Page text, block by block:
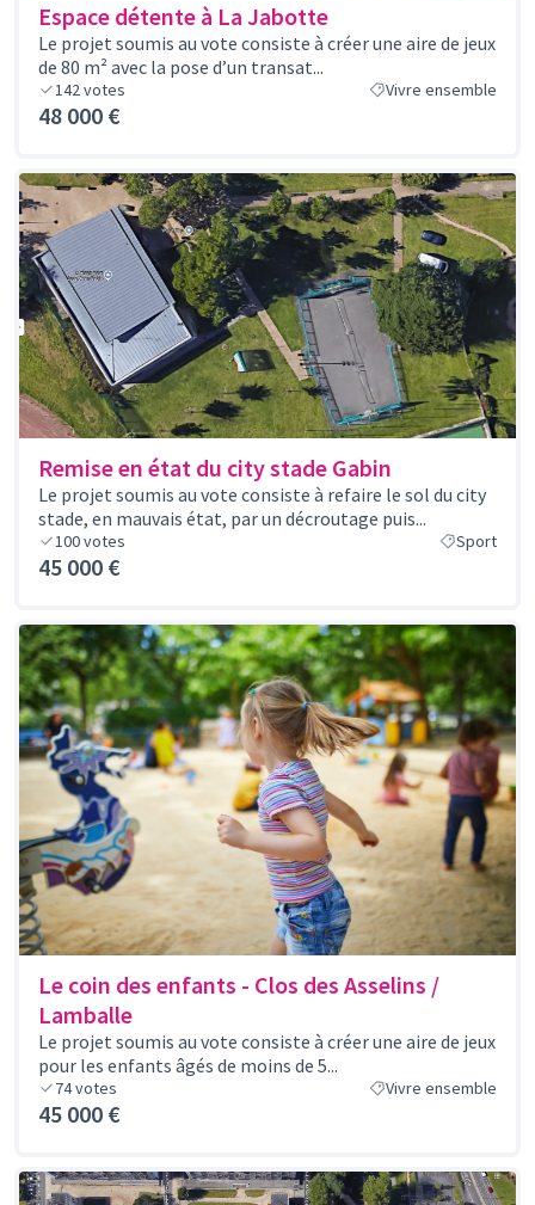
Espace détente à La Jabotte
Le projet soumis au vote consiste à créer une aire de jeux
de 80 m² avec la pose d’un transat...
142votes Vivre ensemble
48 000 €
Remise en état du city stade Gabin
Le projet soumis au vote consiste à refaire le sol du city
stade, en mauvais état, par un décroutage puis...
100votes Sport
45 000 €
Le coin des enfants - Clos des Asselins /
Lamballe
Le projet soumis au vote consiste à créer une aire de jeux
pour les enfants âgés de moins de 5...
74votes Vivre ensemble
45 000 €